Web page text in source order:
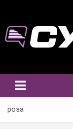
content
роза